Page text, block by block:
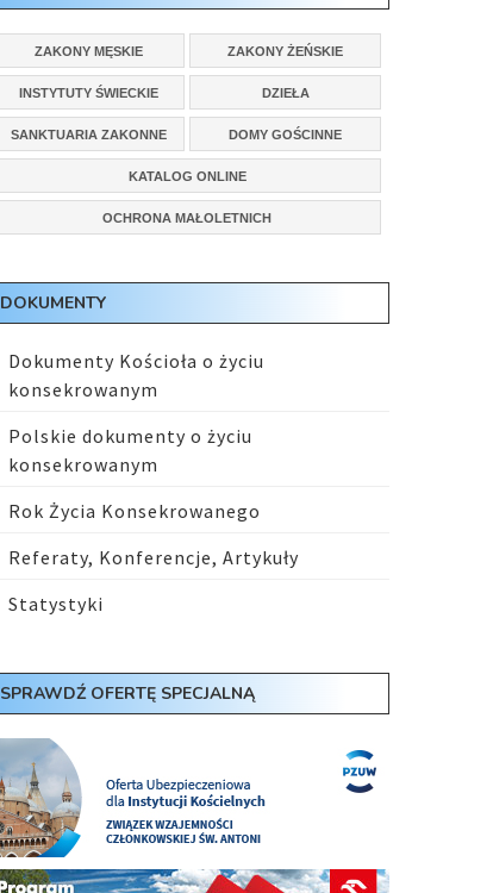
ZAKONY MĘSKIE ZAKONY ŻEŃSKIE
INSTYTUTY ŚWIECKIE DZIEŁA
SANKTUARIA ZAKONNE DOMY GOŚCINNE
KATALOG ONLINE
OCHRONA MAŁOLETNICH
DOKUMENTY
Dokumenty Kościoła o życiu
konsekrowanym
Polskie dokumenty o życiu
konsekrowanym
Rok Życia Konsekrowanego
Referaty, Konferencje, Artykuły
Statystyki
SPRAWDŹ OFERTĘ SPECJALNĄ